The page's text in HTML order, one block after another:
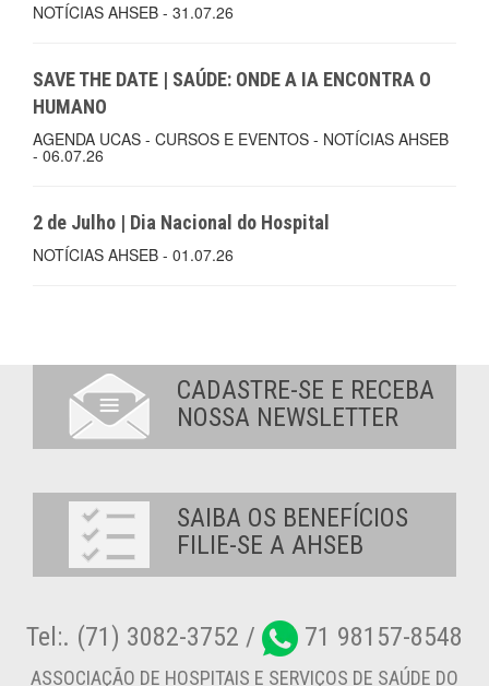
NOTÍCIAS AHSEB - 31.07.26
SAVE THE DATE | SAÚDE: ONDE A IA ENCONTRA O
HUMANO
AGENDA UCAS - CURSOS E EVENTOS - NOTÍCIAS AHSEB
- 06.07.26
2 de Julho | Dia Nacional do Hospital
NOTÍCIAS AHSEB - 01.07.26
CADASTRE-SE E RECEBA
NOSSA NEWSLETTER
SAIBA OS BENEFÍCIOS
FILIE-SE A AHSEB
Tel:. (71) 3082-3752 / 71 98157-8548
ASSOCIAÇÃO DE HOSPITAIS E SERVIÇOS DE SAÚDE DO